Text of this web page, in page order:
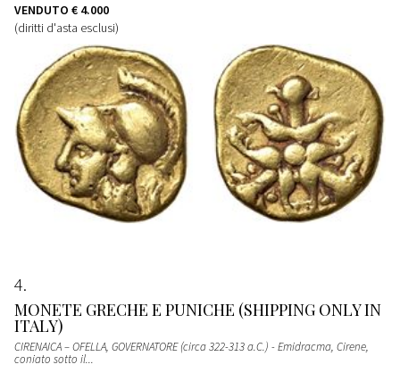
VENDUTO € 4.000
(diritti d'asta esclusi)
4
MONETE GRECHE E PUNICHE (SHIPPING ONLY IN
ITALY)
CIRENAICA – OFELLA, GOVERNATORE (circa 322-313 a.C.) - Emidracma, Cirene,
coniato sotto il...